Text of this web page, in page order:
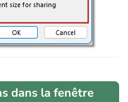
dans la fenêtre